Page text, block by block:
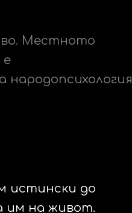
Местното
е
истински до
им на живот.